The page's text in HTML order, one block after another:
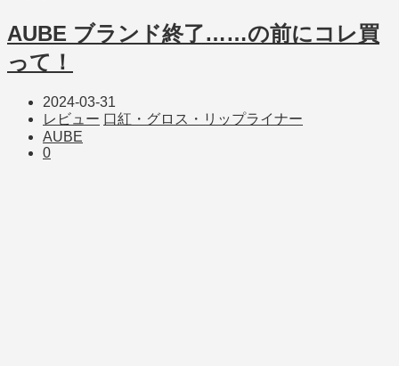
AUBE ブランド終了……の前にコレ買
って！
2024-03-31
レビュー 口紅・グロス・リップライナー
AUBE
0